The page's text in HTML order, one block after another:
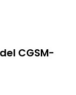
CGSM-